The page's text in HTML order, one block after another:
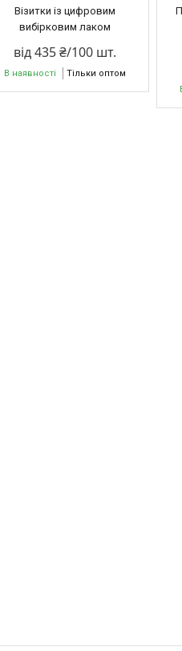
Візитки із цифровим
вибірковим лаком
від 435 ₴/100 шт.
В наявності Тільки оптом